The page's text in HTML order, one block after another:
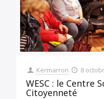
Kermarron 8
WESC : le Centre
Citoyenneté